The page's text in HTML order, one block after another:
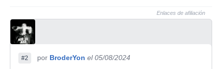
Enlaces de afiliación
#2 por BroderYon el 05/08/2024